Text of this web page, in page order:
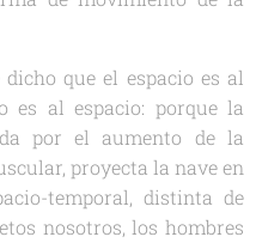
que el espacio es al
es al espacio: porque la
por el aumento de la
proyecta la nave en
temporal, distinta de
nosotros, los hombres